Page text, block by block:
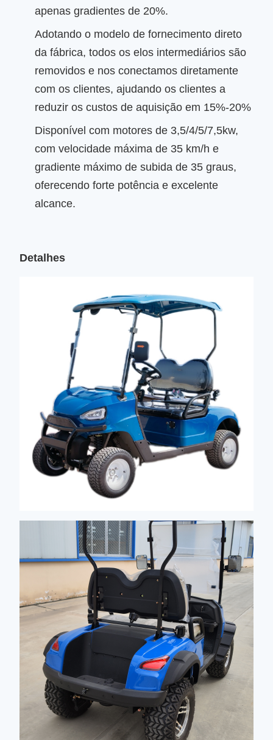
apenas gradientes de 20%.
Adotando o modelo de fornecimento direto
da fábrica, todos os elos intermediários são
removidos e nos conectamos diretamente
com os clientes, ajudando os clientes a
reduzir os custos de aquisição em 15%-20%
Disponível com motores de 3,5/4/5/7,5kw,
com velocidade máxima de 35 km/h e
gradiente máximo de subida de 35 graus,
oferecendo forte potência e excelente
alcance.
Detalhes